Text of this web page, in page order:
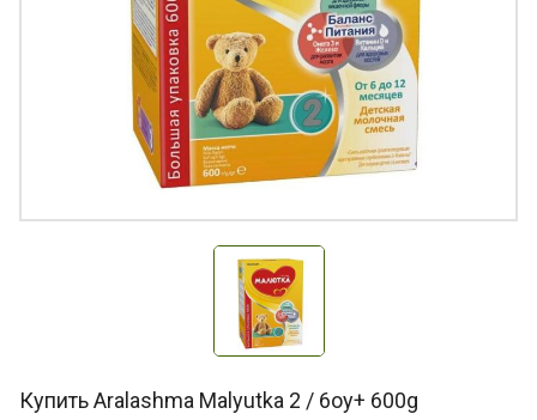
Купить Aralashma Malyutka 2 / 6oy+ 600g